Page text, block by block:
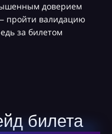
доверием
пройти валидацию
за билетом
билета